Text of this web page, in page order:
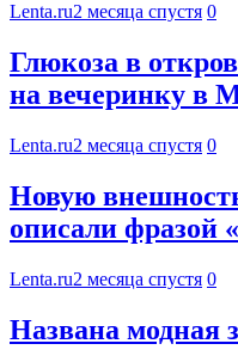
Lenta.ru2 месяца спустя 0
Глюкоза в
на вечеринку в
Lenta.ru2 месяца спустя 0
Новую
описали фразой
Lenta.ru2 месяца спустя 0
Названа модная